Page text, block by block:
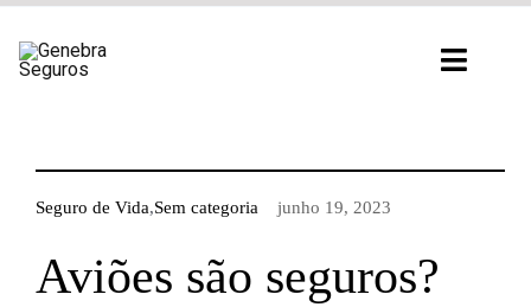
para
Seguro de Vida,Sem categoria junho 19, 2023
Aviões são seguros?